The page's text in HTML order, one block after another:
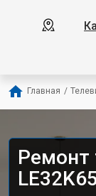
Главная /
Ремонт